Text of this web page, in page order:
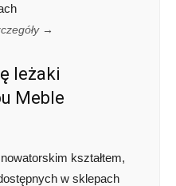
→
leżaki
Meble
kształtem,
w sklepach